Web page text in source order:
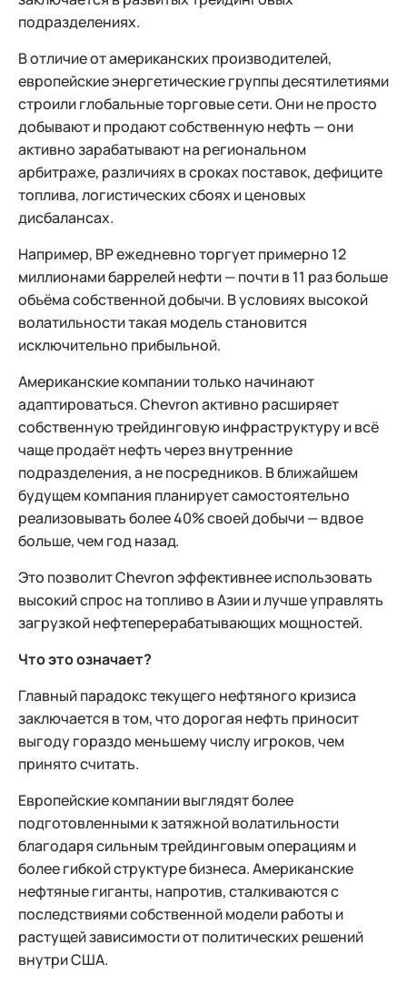
подразделениях.
В отличие от американских производителей,
европейские энергетические группы десятилетиями
строили глобальные торговые сети. Они не просто
добывают и продают собственную нефть — они
активно зарабатывают на региональном
арбитраже, различиях в сроках поставок, дефиците
топлива, логистических сбоях и ценовых
дисбалансах.
Например, BP ежедневно торгует примерно 12
миллионами баррелей нефти — почти в 11 раз больше
объёма собственной добычи. В условиях высокой
волатильности такая модель становится
исключительно прибыльной.
Американские компании только начинают
адаптироваться. Chevron активно расширяет
собственную трейдинговую инфраструктуру и всё
чаще продаёт нефть через внутренние
подразделения, а не посредников. В ближайшем
будущем компания планирует самостоятельно
реализовывать более 40% своей добычи — вдвое
больше, чем год назад.
Это позволит Chevron эффективнее использовать
высокий спрос на топливо в Азии и лучше управлять
загрузкой нефтеперерабатывающих мощностей.
Что это означает?
Главный парадокс текущего нефтяного кризиса
заключается в том, что дорогая нефть приносит
выгоду гораздо меньшему числу игроков, чем
принято считать.
Европейские компании выглядят более
подготовленными к затяжной волатильности
благодаря сильным трейдинговым операциям и
более гибкой структуре бизнеса. Американские
нефтяные гиганты, напротив, сталкиваются с
последствиями собственной модели работы и
растущей зависимости от политических решений
внутри США.